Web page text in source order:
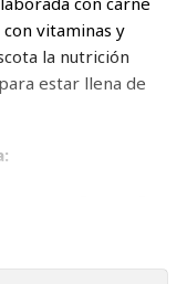
vitaminas y
la nutrición
estar llena de
un